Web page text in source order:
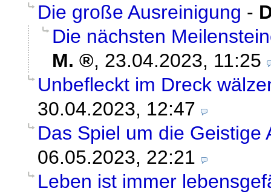
Die große Ausreinigung -
Die nächsten
M.
, 23.04.2023, 11:25
Unbefleckt im Dreck
30.04.2023, 12:47
Das Spiel um die Geistige
06.05.2023, 22:21
Leben ist immer